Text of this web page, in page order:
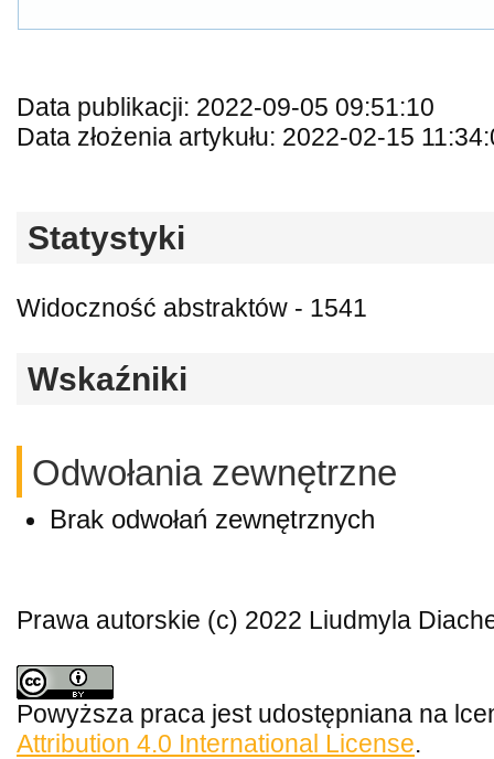
Data publikacji: 2022-09-05 09:51:10
Data złożenia artykułu: 2022-02-15
Statystyki
Widoczność abstraktów - 1541
Wskaźniki
Odwołania zewnętrzne
Brak odwołań zewnętrznych
Prawa autorskie (c) 2022 Liudmyla
Powyższa praca jest udostępniana na
Attribution 4.0 International License.